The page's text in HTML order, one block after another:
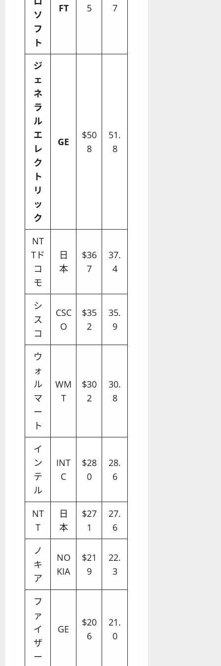
ソ
フ
ト
FT
5
7
ジ
ェ
ネ
ラ
ル
エ
レ
ク
ト
リ
ッ
ク
GE
$50
8
51.
8
NT
Tド
コ
モ
日
本
$36
7
37.
4
シ
ス
コ
CSC
O
$35
2
35.
9
ウ
ォ
ル
マ
ー
ト
WM
T
$30
2
30.
8
イ
ン
テ
ル
INT
C
$28
0
28.
6
NT
T
日
本
$27
1
27.
6
ノ
キ
ア
NO
KIA
$21
9
22.
3
フ
ァ
イ
ザ
ー
GE
$20
6
21.
0